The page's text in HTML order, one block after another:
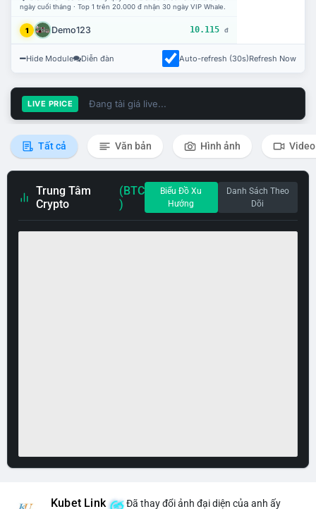
ngày cuối tháng · Top 1 trên 20.000 đ nhận 30 ngày VIP Whale.
1 Demo123 10.115 đ
Hide Module Diễn đàn Auto-refresh (30s)Refresh Now
LIVE PRICE Đang tải giá live...
Tất cả Văn bản Hình ảnh Video
Trung Tâm
Crypto
(BTC
)
Biểu Đồ Xu
Hướng
Danh Sách Theo
Dõi
Kubet Link Đã thay đổi ảnh đại diện của anh ấy